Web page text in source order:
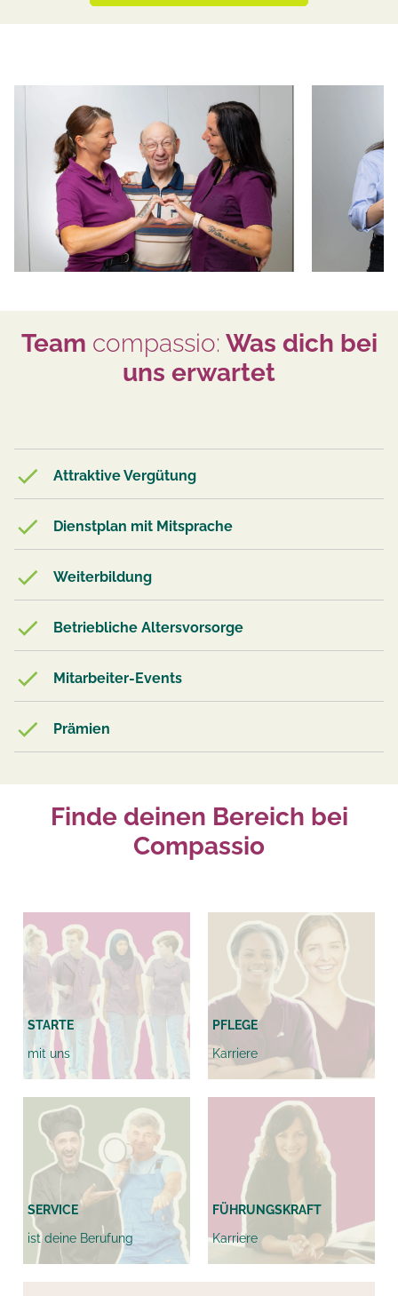
Team compassio: Was dich bei
uns erwartet
Attraktive Vergütung
Dienstplan mit Mitsprache
Weiterbildung
Betriebliche Altersvorsorge
Mitarbeiter-Events
Prämien
Finde deinen Bereich bei
Compassio
STARTE
mit uns
PFLEGE
Karriere
SERVICE
ist deine Berufung
FÜHRUNGSKRAFT
Karriere